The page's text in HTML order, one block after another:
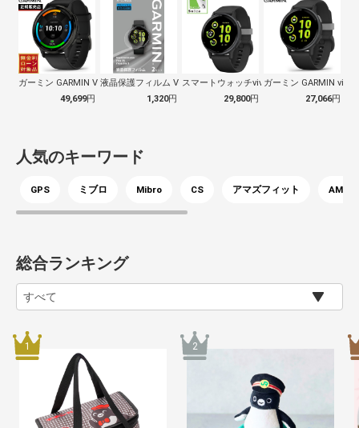
ガーミン GARMIN Venu 3 ヴ…
49,699円
液晶保護フィルム Venu 3S/viv…
1,320円
スマートウォッチvivoactive（ヴ…
29,800円
ガーミン GARMIN
27,066円
人気のキーワード
GPS ミブロ Mibro CS アマズフィット
総合ランキング